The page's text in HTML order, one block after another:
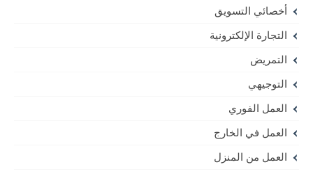
أخصائي التسويق
التجارة الإلكترونية
التمريض
التوجيهي
العمل الفوري
العمل في الخارج
العمل من المنزل